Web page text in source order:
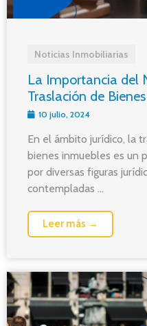
Noticias Inmobiliarias
La Importancia del
Traslación de
10 julio, 2024
En el ámbito jurídico, la
bienes inmuebles es un
por diversas figuras
contempladas ...
Leer más →